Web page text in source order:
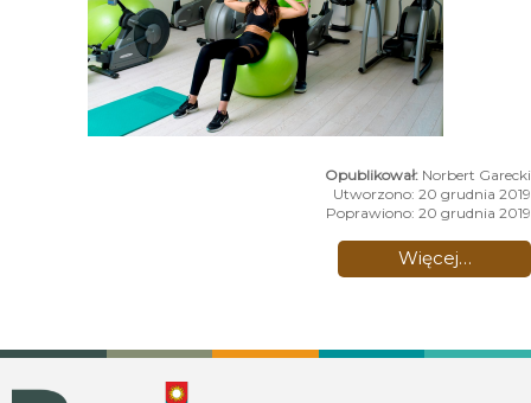
Norbert Garecki
Utworzono: 20 grudnia 2019
Poprawiono: 20 grudnia 2019
Więcej…